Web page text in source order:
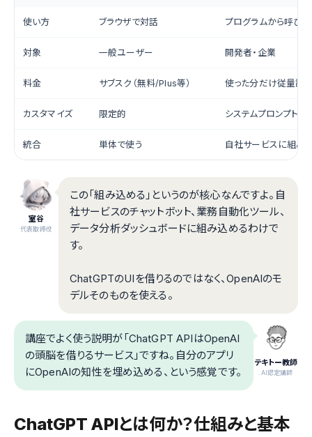
使い方 ブラウザで対話 プログラムから呼び
対象 一般ユーザー 開発者・企業
料金 サブスク（無料/Plus等） 使った分だけ従量課
カスタマイズ 限定的 システムプロンプト等
統合 単体で使う 自社サービスに組み
室谷
代表取締役
この「組み込める」というのが核心なんですよ。自
社サービスのチャットボット、業務自動化ツール、
データ分析ダッシュボードに組み込めるわけで
す。
ChatGPTのUIを借りるのではなく、OpenAIのモ
デルそのものを使える。
テキトー教師
.AI認定講師
講座でよく使う説明が「ChatGPT APIはOpenAI
の頭脳を借りるサービス」ですね。自分のアプリ
にOpenAIの知性を埋め込める、という感覚です。
ChatGPT APIとは何か？仕組みと基本